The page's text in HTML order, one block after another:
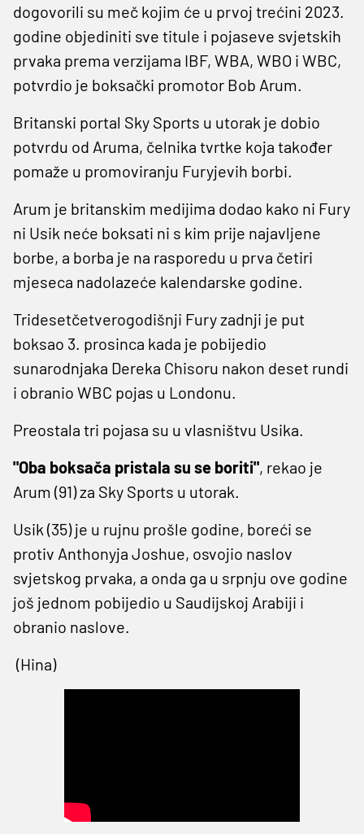
dogovorili su meč kojim će u prvoj trećini 2023.
godine objediniti sve titule i pojaseve svjetskih
prvaka prema verzijama IBF, WBA, WBO i WBC,
potvrdio je boksački promotor Bob Arum.
Britanski portal Sky Sports u utorak je dobio
potvrdu od Aruma, čelnika tvrtke koja također
pomaže u promoviranju Furyjevih borbi.
Arum je britanskim medijima dodao kako ni Fury
ni Usik neće boksati ni s kim prije najavljene
borbe, a borba je na rasporedu u prva četiri
mjeseca nadolazeće kalendarske godine.
Tridesetčetverogodišnji Fury zadnji je put
boksao 3. prosinca kada je pobijedio
sunarodnjaka Dereka Chisoru nakon deset rundi
i obranio WBC pojas u Londonu.
Preostala tri pojasa su u vlasništvu Usika.
"Oba boksača pristala su se boriti", rekao je
Arum (91) za Sky Sports u utorak.
Usik (35) je u rujnu prošle godine, boreći se
protiv Anthonyja Joshue, osvojio naslov
svjetskog prvaka, a onda ga u srpnju ove godine
još jednom pobijedio u Saudijskoj Arabiji i
obranio naslove.
(Hina)